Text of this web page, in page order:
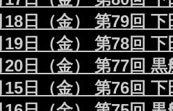
18日（金） 第79回
19日（金） 第78回
20日（金） 第77回
15日（金） 第76回